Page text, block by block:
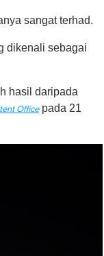
sangat terhad.
dikenali sebagai
hasil daripada
Officepada 21